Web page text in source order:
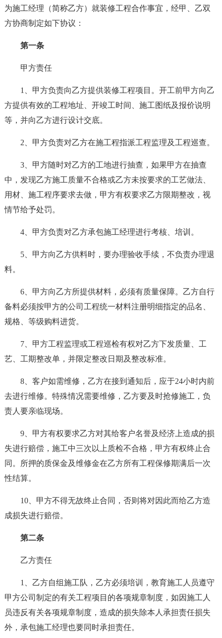
为施工经理（简称乙方）就装修工程合作事宜，经甲、乙双
方协商制定如下协议：
第一条
甲方责任
1、甲方负责向乙方提供装修工程项目。开工前甲方向乙
方提供有效的工程地址、开竣工时间、施工图纸及报价说明
等，并向乙方进行设计交底。
2、甲方负责对乙方在施工程指派工程监理及工程巡查。
3、甲方随时对乙方的工地进行抽查，如果甲方在抽查
中，发现乙方施工质量不合格或乙方未按要求的工艺做法、
用材、施工程序要求去做，甲方有权要求乙方限期整改，视
情节给予处罚。
4、甲方负责对乙方承包施工经理进行考核、培训。
5、甲方向乙方供料时，要办理验收手续，不负责办理退
料。
6、甲方向乙方所提供材料，必须有质量保障。乙方自行
备料必须按甲方的公司工程统一材料注册明细指定的品名、
规格、等级购料进货。
7、甲方工程监理或工程巡检有权对乙方下发质量、工
艺、工期整改单，并限定整改日期及整改标准。
8、客户如需维修，乙方在接到通知后，应于24小时内前
去进行维修。特殊情况需要维修，乙方要及时抢修施工，负
责人要亲临现场。
9、甲方有权要求乙方对其给客户名誉及经济上造成的损
失进行赔偿，施工中三次以上质检不合格，甲方有权终止合
同。所押的质保金及维修金在乙方所有工程保修期满后一次
性结算。
10、甲方不得无故终止合同，否则将对因此而给乙方造
成损失进行赔偿。
第二条
乙方责任
1、乙方自组施工队，乙方必须培训，教育施工人员遵守
甲方公司制定的有关工程项目的各项规章制度，如因施工人
员违反有关各项规章制度，造成的损失除本人承担责任损失
外，承包施工经理也要同时承担责任。